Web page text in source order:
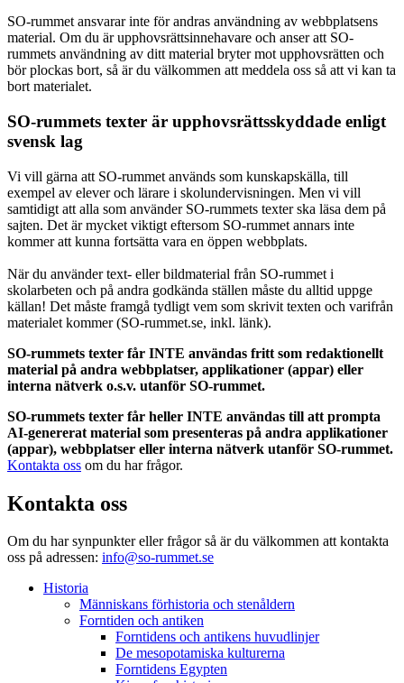
SO-rummet ansvarar inte för andras användning av webbplatsens
material. Om du är upphovsrättsinnehavare och anser att SO-
rummets användning av ditt material bryter mot upphovsrätten och
bör plockas bort, så är du välkommen att meddela oss så att vi kan ta
bort materialet.
SO-rummets texter är upphovsrättsskyddade enligt
svensk lag
Vi vill gärna att SO-rummet används som kunskapskälla, till
exempel av elever och lärare i skolundervisningen. Men vi vill
samtidigt att alla som använder SO-rummets texter ska läsa dem på
sajten. Det är mycket viktigt eftersom SO-rummet annars inte
kommer att kunna fortsätta vara en öppen webbplats.
När du använder text- eller bildmaterial från SO-rummet i
skolarbeten och på andra godkända ställen måste du alltid uppge
källan! Det måste framgå tydligt vem som skrivit texten och varifrån
materialet kommer (SO-rummet.se, inkl. länk).
SO-rummets texter får INTE användas fritt som redaktionellt
material på andra webbplatser, applikationer (appar) eller
interna nätverk o.s.v. utanför SO-rummet.
SO-rummets texter får heller INTE användas till att prompta
AI-genererat material som presenteras på andra applikationer
(appar), webbplatser eller interna nätverk utanför SO-rummet.
Kontakta oss om du har frågor.
Kontakta oss
Om du har synpunkter eller frågor så är du välkommen att kontakta
oss på adressen: info@so-rummet.se
Historia
Människans förhistoria och stenåldern
Forntiden och antiken
Forntidens och antikens huvudlinjer
De mesopotamiska kulturerna
Forntidens Egypten